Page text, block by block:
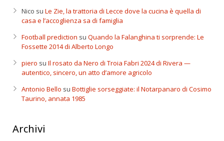
Nico su Le Zie, la trattoria di Lecce dove la cucina è quella di
casa e l’accoglienza sa di famiglia
Football prediction su Quando la Falanghina ti sorprende: Le
Fossette 2014 di Alberto Longo
piero su Il rosato da Nero di Troia Fabri 2024 di Rivera —
autentico, sincero, un atto d’amore agricolo
Antonio Bello su Bottiglie sorseggiate: il Notarpanaro di Cosimo
Taurino, annata 1985
Archivi